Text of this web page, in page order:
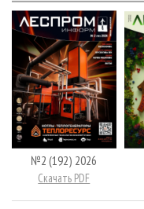
№2 (192) 2026
Скачать PDF